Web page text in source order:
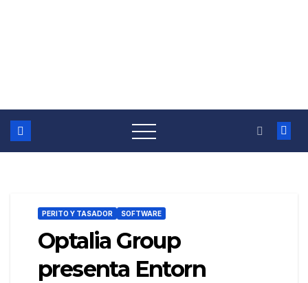
PERITO Y TASADOR SOFTWARE
Optalia Group
presenta Entorn